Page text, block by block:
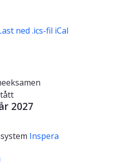
ned .ics-fil iCal
2027
Inspera